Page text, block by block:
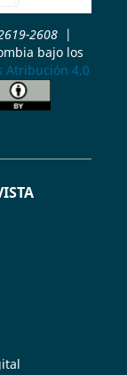
2608|
bajo los
Atribución 4.0